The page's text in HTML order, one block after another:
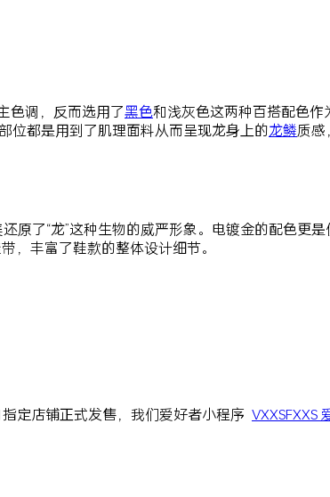
色调，反而选用了黑色和浅灰色这两种百搭配色
位都是用到了肌理面料从而呈现龙身上的龙鳞质感
原了“龙”这种生物的威严形象。电镀金的配色更
，丰富了鞋款的整体设计细节。
定店铺正式发售，我们爱好者小程序 VXXSFXXS